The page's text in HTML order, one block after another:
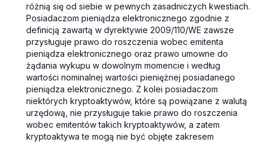
różnią się od siebie w pewnych zasadniczych kwestiach.
Posiadaczom pieniądza elektronicznego zgodnie z
definicją zawartą w dyrektywie 2009/110/WE zawsze
przysługuje prawo do roszczenia wobec emitenta
pieniądza elektronicznego oraz prawo umowne do
żądania wykupu w dowolnym momencie i według
wartości nominalnej wartości pieniężnej posiadanego
pieniądza elektronicznego. Z kolei posiadaczom
niektórych kryptoaktywów, które są powiązane z walutą
urzędową, nie przysługuje takie prawo do roszczenia
wobec emitentów takich kryptoaktywów, a zatem
kryptoaktywa te mogą nie być objęte zakresem